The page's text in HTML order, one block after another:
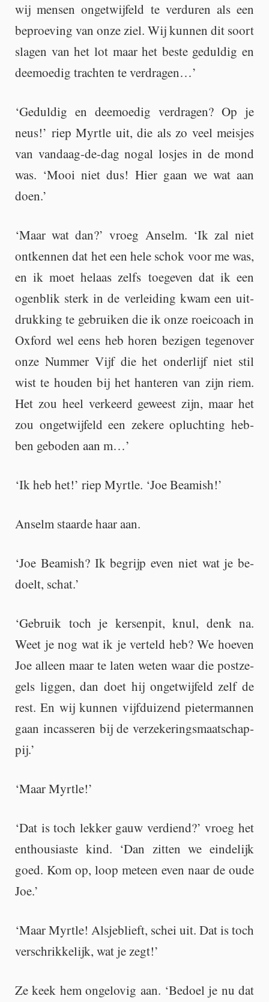
wij men­sen on­ge­twij­feld te ver­du­ren als een
be­proe­ving van onze ziel. Wij kun­nen dit soort
sla­gen van het lot maar het beste ge­dul­dig en
dee­moe­dig trach­ten te ver­dra­gen…’
‘Ge­dul­dig en dee­moe­dig ver­dra­gen? Op je
neus!’ riep Myrt­le uit, die als zo veel meis­jes
van van­daag-de-dag nogal los­jes in de mond
was. ‘Mooi niet dus! Hier gaan we wat aan
doen.’
‘Maar wat dan?’ vroeg An­selm. ‘Ik zal niet
ont­ken­nen dat het een hele schok voor me was,
en ik moet he­laas zelfs toe­ge­ven dat ik een
ogen­blik sterk in de ver­lei­ding kwam een uit­
druk­king te ge­brui­ken die ik onze roei­coach in
Ox­ford wel eens heb horen be­zi­gen te­gen­over
onze Num­mer Vijf die het on­der­lijf niet stil
wist te hou­den bij het han­te­ren van zijn riem.
Het zou heel ver­keerd ge­weest zijn, maar het
zou on­ge­twij­feld een ze­ke­re op­luch­ting heb­
ben ge­bo­den aan m…’
‘Ik heb het!’ riep Myrt­le. ‘Joe Be­a­mish!’
An­selm staar­de haar aan.
‘Joe Be­a­mish? Ik be­grijp even niet wat je be­
doelt, schat.’
‘Ge­bruik toch je ker­sen­pit, knul, denk na.
Weet je nog wat ik je ver­teld heb? We hoe­ven
Joe al­leen maar te laten weten waar die post­ze­
gels lig­gen, dan doet hij on­ge­twij­feld zelf de
rest. En wij kun­nen vijf­dui­zend pie­ter­man­nen
gaan in­cas­se­ren bij de ver­ze­ke­rings­maat­schap­
pij.’
‘Maar Myrt­le!’
‘Dat is toch lek­ker gauw ver­diend?’ vroeg het
en­thou­si­as­te kind. ‘Dan zit­ten we ein­de­lijk
goed. Kom op, loop met­een even naar de oude
Joe.’
‘Maar Myrt­le! Als­je­blieft, schei uit. Dat is toch
ver­schrik­ke­lijk, wat je zegt!’
Ze keek hem on­ge­lo­vig aan. ‘Be­doel je nu dat